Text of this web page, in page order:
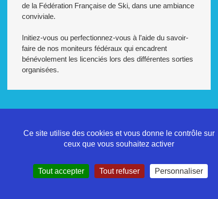
de la Fédération Française de Ski, dans une ambiance
conviviale.
Initiez-vous ou perfectionnez-vous à l’aide du savoir-
faire de nos moniteurs fédéraux qui encadrent
bénévolement les licenciés lors des différentes sorties
organisées.
Ce site utilise des cookies et vous donne le contrôle sur
ceux que vous souhaitez activer
Tout accepter Tout refuser Personnaliser